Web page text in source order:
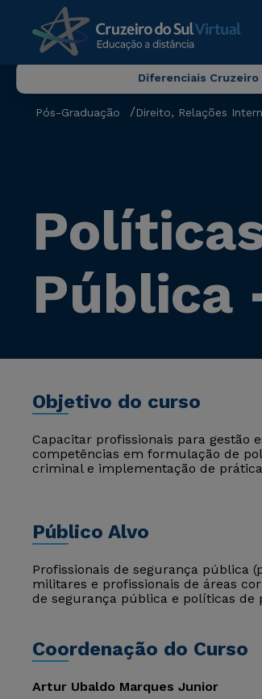
Diferenciais Cruzeiro
Pós-Graduação Direito, Relações
Pública
Objetivo do curso
Capacitar profissionais para gestão
competências em formulação de
criminal e implementação de
Público Alvo
Profissionais de segurança pública
militares e profissionais de áreas
de segurança pública e políticas de
Coordenação do Curso
Artur Ubaldo Marques Junior